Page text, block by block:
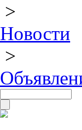
>
Новости
>